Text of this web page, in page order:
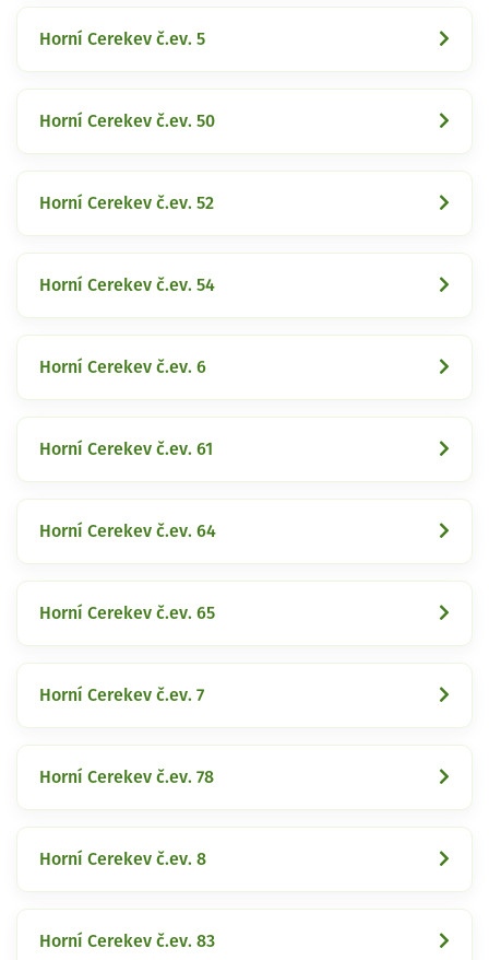
Horní Cerekev č.ev. 5
Horní Cerekev č.ev. 50
Horní Cerekev č.ev. 52
Horní Cerekev č.ev. 54
Horní Cerekev č.ev. 6
Horní Cerekev č.ev. 61
Horní Cerekev č.ev. 64
Horní Cerekev č.ev. 65
Horní Cerekev č.ev. 7
Horní Cerekev č.ev. 78
Horní Cerekev č.ev. 8
Horní Cerekev č.ev. 83